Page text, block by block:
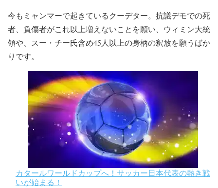
今もミャンマーで起きているクーデター。抗議デモでの死
者、負傷者がこれ以上増えないことを願い、ウィミン大統
領や、スー・チー氏含め45人以上の身柄の釈放を願うばか
りです。
カタールワールドカップへ！サッカー日本代表の熱き戦
いが始まる！